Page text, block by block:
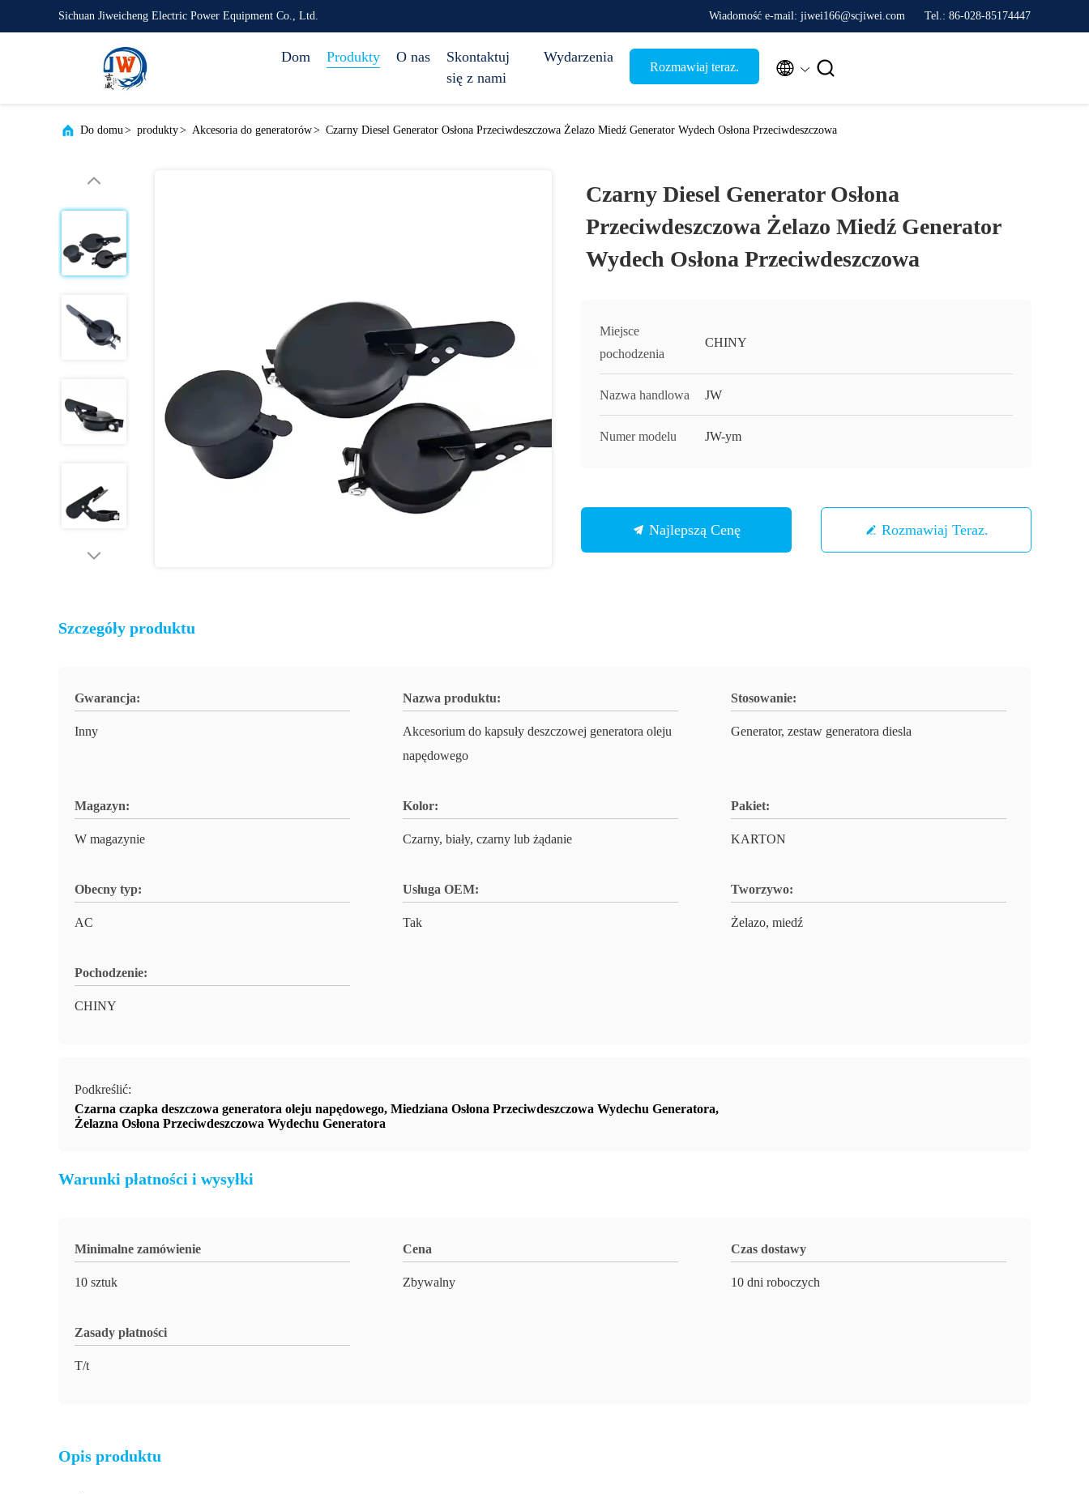
Sichuan Jiweicheng Electric Power Equipment Co., Ltd. Wiadomość e-mail: jiwei166@scjiwei.com Tel.: 86-028-85174447
Dom Produkty O nas
Skontaktuj
się z nami
Wydarzenia
Rozmawiaj teraz.  
Do domu> produkty> Akcesoria do generatorów> Czarny Diesel Generator Osłona Przeciwdeszczowa Żelazo Miedź Generator Wydech Osłona Przeciwdeszczowa
Czarny Diesel Generator Osłona
Przeciwdeszczowa Żelazo Miedź Generator
Wydech Osłona Przeciwdeszczowa
Miejsce
pochodzenia
CHINY
Nazwa handlowa JW
Numer modelu JW-ym
Najlepszą Cenę Rozmawiaj Teraz.
Szczegóły produktu
Gwarancja:
Inny
Nazwa produktu:
Akcesorium do kapsuły deszczowej generatora oleju
napędowego
Stosowanie:
Generator, zestaw generatora diesla
Magazyn:
W magazynie
Kolor:
Czarny, biały, czarny lub żądanie
Pakiet:
KARTON
Obecny typ:
AC
Usługa OEM:
Tak
Tworzywo:
Żelazo, miedź
Pochodzenie:
CHINY
Podkreślić:
Czarna czapka deszczowa generatora oleju napędowego, Miedziana Osłona Przeciwdeszczowa Wydechu Generatora,
Żelazna Osłona Przeciwdeszczowa Wydechu Generatora
Warunki płatności i wysyłki
Minimalne zamówienie
10 sztuk
Cena
Zbywalny
Czas dostawy
10 dni roboczych
Zasady płatności
T/t
Opis produktu